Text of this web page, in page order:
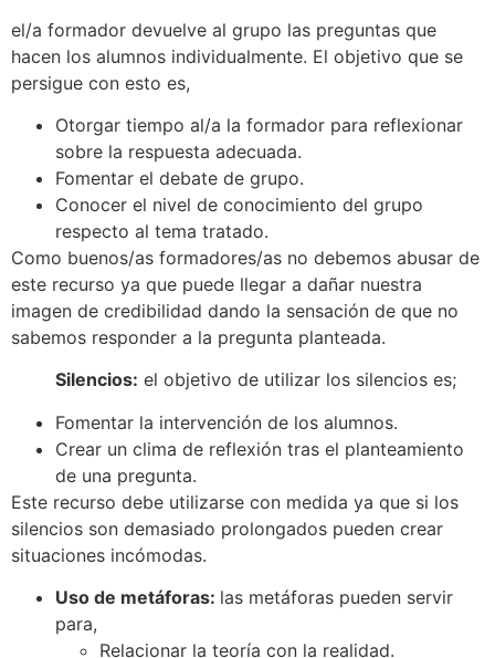
el/a formador devuelve al grupo las preguntas que
hacen los alumnos individualmente. El objetivo que se
persigue con esto es,
Otorgar tiempo al/a la formador para reflexionar
sobre la respuesta adecuada.
Fomentar el debate de grupo.
Conocer el nivel de conocimiento del grupo
respecto al tema tratado.
Como buenos/as formadores/as no debemos abusar de
este recurso ya que puede llegar a dañar nuestra
imagen de credibilidad dando la sensación de que no
sabemos responder a la pregunta planteada.
Silencios: el objetivo de utilizar los silencios es;
Fomentar la intervención de los alumnos.
Crear un clima de reflexión tras el planteamiento
de una pregunta.
Este recurso debe utilizarse con medida ya que si los
silencios son demasiado prolongados pueden crear
situaciones incómodas.
Uso de metáforas: las metáforas pueden servir
para,
Relacionar la teoría con la realidad.